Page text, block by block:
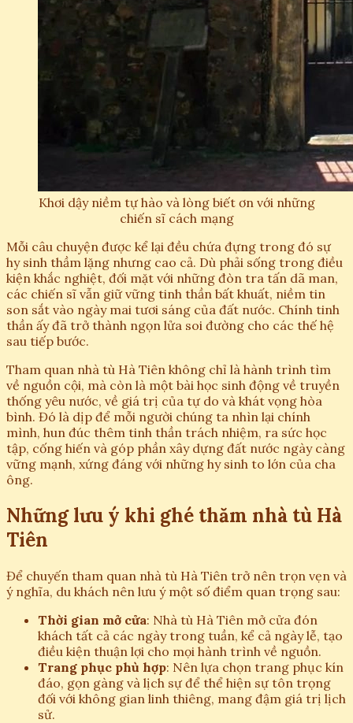
Khơi dậy niềm tự hào và lòng biết ơn với những
chiến sĩ cách mạng
Mỗi câu chuyện được kể lại đều chứa đựng trong đó sự
hy sinh thầm lặng nhưng cao cả. Dù phải sống trong điều
kiện khắc nghiệt, đối mặt với những đòn tra tấn dã man,
các chiến sĩ vẫn giữ vững tinh thần bất khuất, niềm tin
son sắt vào ngày mai tươi sáng của đất nước. Chính tinh
thần ấy đã trở thành ngọn lửa soi đường cho các thế hệ
sau tiếp bước.
Tham quan nhà tù Hà Tiên không chỉ là hành trình tìm
về nguồn cội, mà còn là một bài học sinh động về truyền
thống yêu nước, về giá trị của tự do và khát vọng hòa
bình. Đó là dịp để mỗi người chúng ta nhìn lại chính
mình, hun đúc thêm tinh thần trách nhiệm, ra sức học
tập, cống hiến và góp phần xây dựng đất nước ngày càng
vững mạnh, xứng đáng với những hy sinh to lớn của cha
ông.
Những lưu ý khi ghé thăm nhà tù Hà
Tiên
Để chuyến tham quan nhà tù Hà Tiên trở nên trọn vẹn và
ý nghĩa, du khách nên lưu ý một số điểm quan trọng sau:
Thời gian mở cửa: Nhà tù Hà Tiên mở cửa đón
khách tất cả các ngày trong tuần, kể cả ngày lễ, tạo
điều kiện thuận lợi cho mọi hành trình về nguồn.
Trang phục phù hợp: Nên lựa chọn trang phục kín
đáo, gọn gàng và lịch sự để thể hiện sự tôn trọng
đối với không gian linh thiêng, mang đậm giá trị lịch
sử.